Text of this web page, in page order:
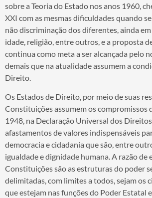
sobre a Teoria do Estado nos anos 1960,
XXI com as mesmas dificuldades quando
não discriminação dos diferentes, ainda em
idade, religião, entre outros, e a proposta
continua como meta a ser alcançada pelo
demais que na atualidade assumem a
Direito.
Os Estados de Direito, por meio de suas
Constituições assumem os compromissos
1948, na Declaração Universal dos
afastamentos de valores indispensáveis
democracia e cidadania que são, entre
igualdade e dignidade humana. A razão de
Constituições são as estruturas do poder
delimitadas, com limites a todos, sejam os
que estejam nas funções do Poder Estatal